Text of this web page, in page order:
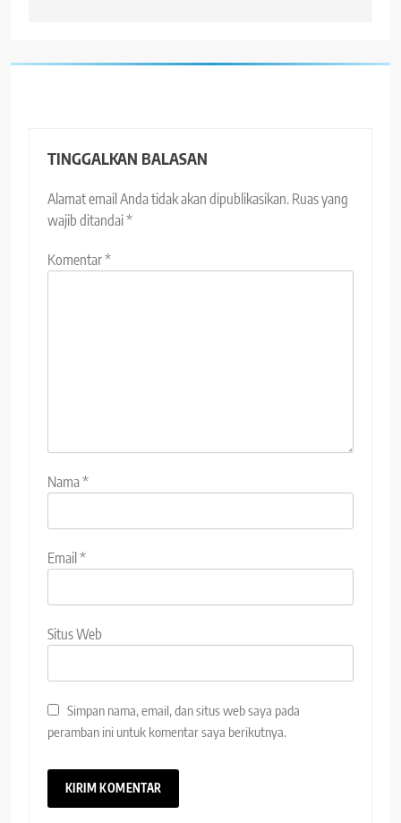
TINGGALKAN BALASAN
Alamat email Anda tidak akan dipublikasikan. Ruas yang
wajib ditandai*
Komentar*
Nama*
Email*
Situs Web
Simpan nama, email, dan situs web saya pada
peramban ini untuk komentar saya berikutnya.